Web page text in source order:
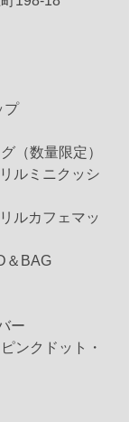
プ
（数量限定）
ルミニクッシ
ルカフェマッ
＆BAG
ー
ンクドット・